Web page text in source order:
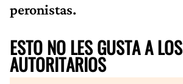
peronistas.
ESTO NO LES GUSTA A LOS
AUTORITARIOS